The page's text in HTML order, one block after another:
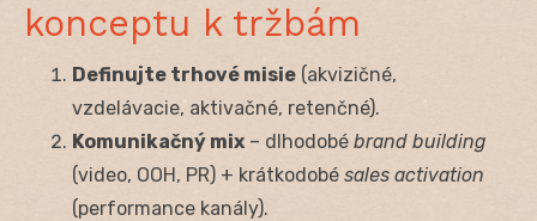
konceptu k tržbám
Definujte trhové misie (akvizičné,
vzdelávacie, aktivačné, retenčné).
Komunikačný mix – dlhodobé brand building
(video, OOH, PR) + krátkodobé sales activation
(performance kanály).